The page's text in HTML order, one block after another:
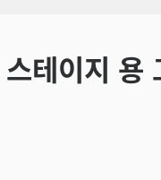
테이지 용